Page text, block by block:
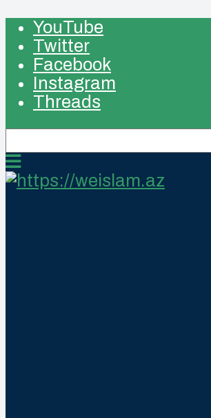
YouTube
Twitter
Facebook
Instagram
Threads